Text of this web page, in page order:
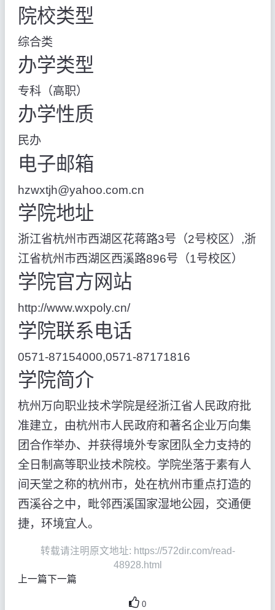
院校类型
综合类
办学类型
专科（高职）
办学性质
民办
电子邮箱
hzwxtjh@yahoo.com.cn
学院地址
浙江省杭州市西湖区花蒋路3号（2号校区）,浙
江省杭州市西湖区西溪路896号（1号校区）
学院官方网站
http://www.wxpoly.cn/
学院联系电话
0571-87154000,0571-87171816
学院简介
杭州万向职业技术学院是经浙江省人民政府批
准建立，由杭州市人民政府和著名企业万向集
团合作举办、并获得境外专家团队全力支持的
全日制高等职业技术院校。学院坐落于素有人
间天堂之称的杭州市，处在杭州市重点打造的
西溪谷之中，毗邻西溪国家湿地公园，交通便
捷，环境宜人。
转载请注明原文地址: https://572dir.com/read-
48928.html
上一篇下一篇
0